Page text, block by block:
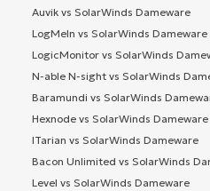
Auvik vs SolarWinds Dameware
LogMeIn vs SolarWinds Dameware
LogicMonitor vs SolarWinds
N-able N-sight vs SolarWinds
Baramundi vs SolarWinds
Hexnode vs SolarWinds Dameware
ITarian vs SolarWinds Dameware
Bacon Unlimited vs SolarWinds
Level vs SolarWinds Dameware